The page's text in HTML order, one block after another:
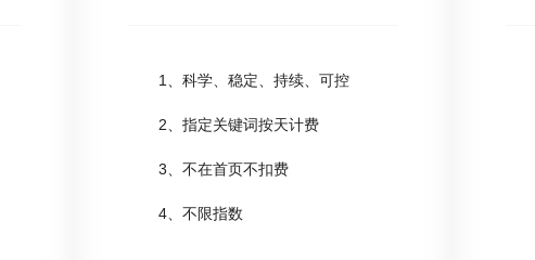
1、科学、稳定、持续、可控
2、指定关键词按天计费
3、不在首页不扣费
4、不限指数